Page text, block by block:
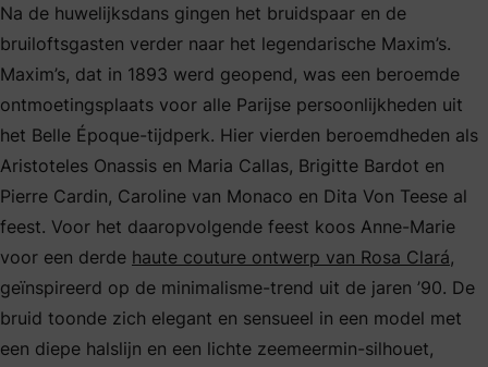
Na de huwelijksdans gingen het bruidspaar en de
bruiloftsgasten verder naar het legendarische Maxim’s.
Maxim’s, dat in 1893 werd geopend, was een beroemde
ontmoetingsplaats voor alle Parijse persoonlijkheden uit
het Belle Époque-tijdperk. Hier vierden beroemdheden als
Aristoteles Onassis en Maria Callas, Brigitte Bardot en
Pierre Cardin, Caroline van Monaco en Dita Von Teese al
feest. Voor het daaropvolgende feest koos Anne-Marie
voor een derde haute couture ontwerp van Rosa Clará,
geïnspireerd op de minimalisme-trend uit de jaren ’90. De
bruid toonde zich elegant en sensueel in een model met
een diepe halslijn en een lichte zeemeermin-silhouet,